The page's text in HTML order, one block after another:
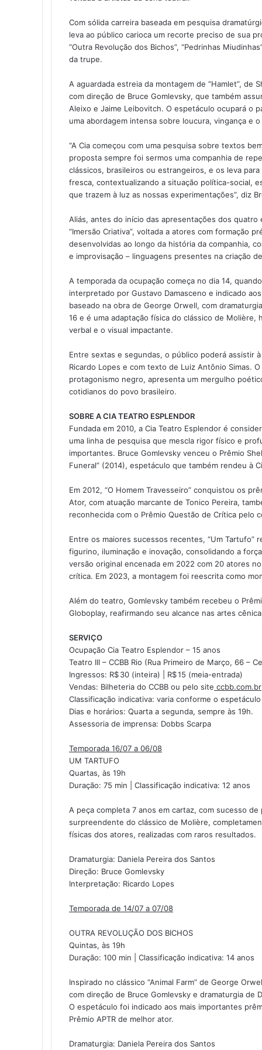
a
r
v
i
e
-
m
a
l
Com sólida carreira baseada em pesquisa
leva ao público carioca um recorte preciso de sua
“Outra Revolução dos Bichos”, “Pedrinhas
da trupe.
A aguardada estreia da montagem de “Hamlet”, de
com direção de Bruce Gomlevsky, que também
Aleixo e Jaime Leibovitch. O espetáculo ocupará o
uma abordagem intensa sobre loucura, vingança e
“A Cia começou com uma pesquisa sobre textos
proposta sempre foi sermos uma companhia de
clássicos, brasileiros ou estrangeiros, e os leva
fresca, contextualizando a situação política-social,
que trazem à luz as nossas experimentações”, diz
Aliás, antes do início das apresentações dos
“Imersão Criativa”, voltada a atores com formação
desenvolvidas ao longo da história da companhia,
e improvisação – linguagens presentes na criação
A temporada da ocupação começa no dia 14,
interpretado por Gustavo Damasceno e indicado
baseado na obra de George Orwell, com
16 e é uma adaptação física do clássico de
verbal e o visual impactante.
Entre sextas e segundas, o público poderá assistir
Ricardo Lopes e com texto de Luiz Antônio Simas.
protagonismo negro, apresenta um mergulho
cotidianos do povo brasileiro.
SOBRE A CIA TEATRO ESPLENDOR
Fundada em 2010, a Cia Teatro Esplendor é
uma linha de pesquisa que mescla rigor físico e
importantes. Bruce Gomlevsky venceu o Prêmio
Funeral” (2014), espetáculo que também rendeu à
Em 2012, “O Homem Travesseiro” conquistou os
Ator, com atuação marcante de Tonico Pereira,
reconhecida com o Prêmio Questão de Crítica pelo
Entre os maiores sucessos recentes, “Um Tartufo”
figurino, iluminação e inovação, consolidando a
versão original encenada em 2022 com 20 atores
crítica. Em 2023, a montagem foi reescrita como
Além do teatro, Gomlevsky também recebeu o
Globoplay, reafirmando seu alcance nas artes
SERVIÇO
Ocupação Cia Teatro Esplendor – 15 anos
Teatro III – CCBB Rio (Rua Primeiro de Março, 66 –
Ingressos: R$ 30 (inteira) | R$ 15 (meia-entrada)
Vendas: Bilheteria do CCBB ou pelo site ccbb.com.br
Classificação indicativa: varia conforme o
Dias e horários: Quarta a segunda, sempre às 19h.
Assessoria de imprensa: Dobbs Scarpa
Temporada 16/07 a 06/08
UM TARTUFO
Quartas, às 19h
Duração: 75 min | Classificação indicativa: 12 anos
A peça completa 7 anos em cartaz, com sucesso
surpreendente do clássico de Molière,
físicas dos atores, realizadas com raros resultados.
Dramaturgia: Daniela Pereira dos Santos
Direção: Bruce Gomlevsky
Interpretação: Ricardo Lopes
Temporada de 14/07 a 07/08
OUTRA REVOLUÇÃO DOS BICHOS
Quintas, às 19h
Duração: 100 min | Classificação indicativa: 14 anos
Inspirado no clássico “Animal Farm” de George
com direção de Bruce Gomlevsky e dramaturgia de
O espetáculo foi indicado aos mais importantes
Prêmio APTR de melhor ator.
Dramaturgia: Daniela Pereira dos Santos